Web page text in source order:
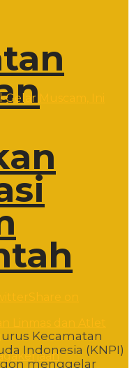
Kecamatan
Indonesia (KNPI)
menggelar